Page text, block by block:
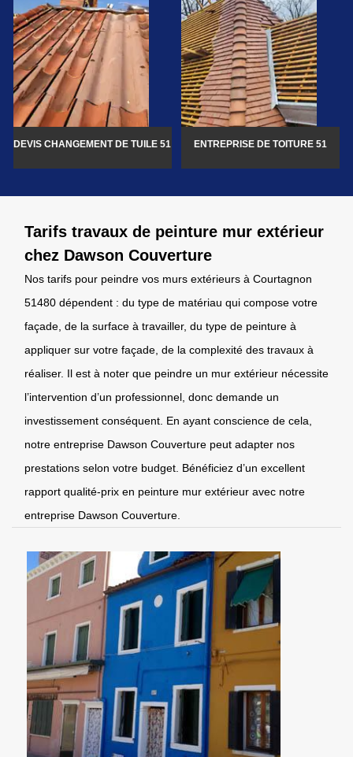
DEVIS CHANGEMENT DE TUILE 51 ENTREPRISE DE TOITURE 51
Tarifs travaux de peinture mur extérieur
chez Dawson Couverture
Nos tarifs pour peindre vos murs extérieurs à Courtagnon
51480 dépendent : du type de matériau qui compose votre
façade, de la surface à travailler, du type de peinture à
appliquer sur votre façade, de la complexité des travaux à
réaliser. Il est à noter que peindre un mur extérieur nécessite
l’intervention d’un professionnel, donc demande un
investissement conséquent. En ayant conscience de cela,
notre entreprise Dawson Couverture peut adapter nos
prestations selon votre budget. Bénéficiez d’un excellent
rapport qualité-prix en peinture mur extérieur avec notre
entreprise Dawson Couverture.